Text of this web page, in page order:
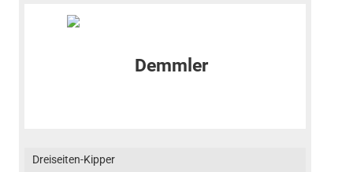
Dreiseiten-Kipper